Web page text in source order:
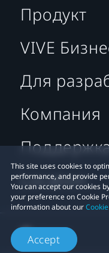
This site uses cookies to
performance, and provide
You can accept our cookies
your preference on Cookie
information about our
Accept
Продукт
VIVE
Для
Компания
Location